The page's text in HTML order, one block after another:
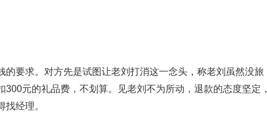
求。对方先是试图让老刘打消这一念头，称老刘虽然没旅
元的礼品费，不划算。见老刘不为所动，退款的态度坚定，
经理。